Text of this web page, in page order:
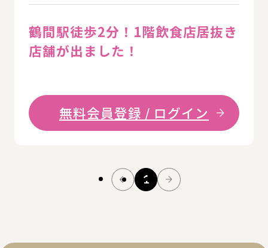
鶴間駅徒歩2分！1階飲食店居抜き
店舗が出ました！
無料会員登録 / ログイン
1